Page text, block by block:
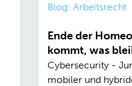
Blog: Arbeitsrecht
Ende der
kommt, was
Cybersecurity -
mobiler und